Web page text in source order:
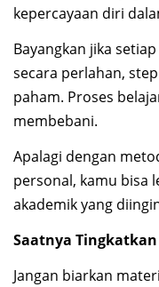
kepercayaan diri
Bayangkan jika
secara perlahan,
paham. Proses
membebani.
Apalagi dengan
personal, kamu bisa
akademik yang
Saatnya
Jangan biarkan